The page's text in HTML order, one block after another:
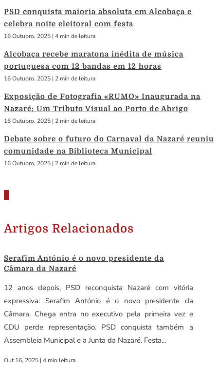
PSD conquista maioria absoluta em Alcobaça e
celebra noite eleitoral com festa
16 Outubro, 2025 | 4 min de leitura
Alcobaça recebe maratona inédita de música
portuguesa com 12 bandas em 12 horas
16 Outubro, 2025 | 2 min de leitura
Exposição de Fotografia «RUMO» Inaugurada na
Nazaré: Um Tributo Visual ao Porto de Abrigo
16 Outubro, 2025 | 2 min de leitura
Debate sobre o futuro do Carnaval da Nazaré reuniu
comunidade na Biblioteca Municipal
16 Outubro, 2025 | 2 min de leitura
Artigos Relacionados
Serafim António é o novo presidente da
Câmara da Nazaré
12 anos depois, PSD reconquista Nazaré com vitória
expressiva: Serafim António é o novo presidente da
Câmara. Chega entra no executivo pela primeira vez e
CDU perde representação. PSD conquista também a
Assembleia Municipal e a Junta da Nazaré. Festa...
Out 16, 2025 | 4 min leitura